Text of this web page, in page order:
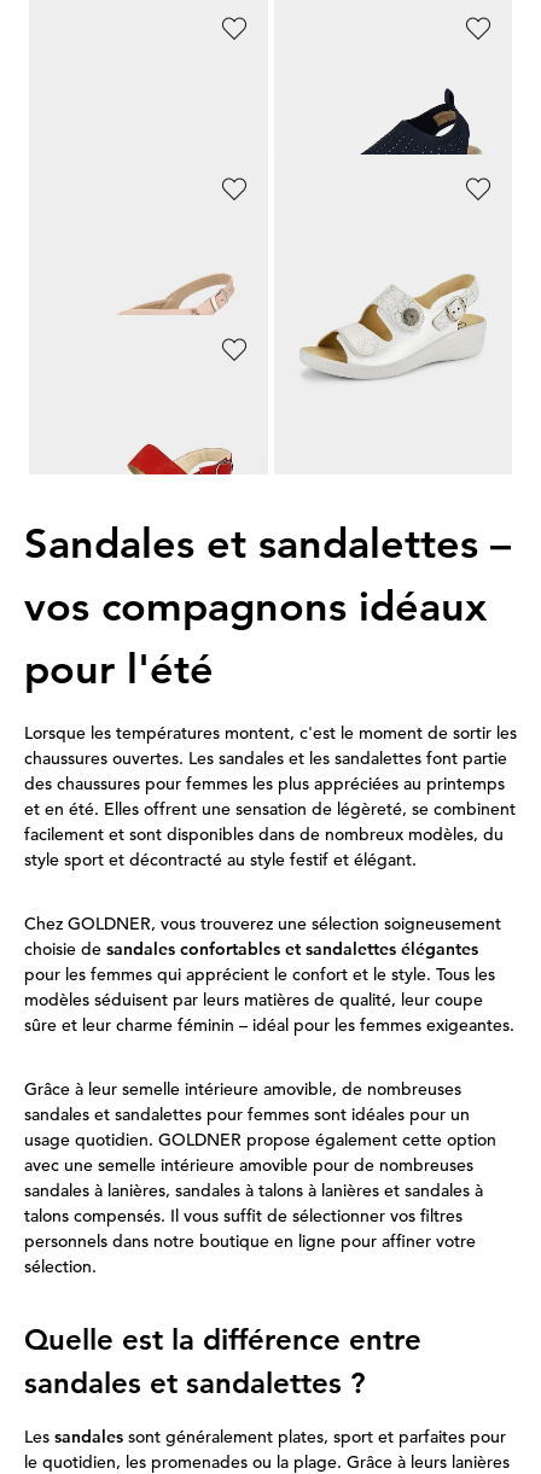
Sandales et sandalettes –
vos compagnons idéaux
pour l'été
Lorsque les températures montent, c'est le moment de sortir les
chaussures ouvertes. Les sandales et les sandalettes font partie
des chaussures pour femmes les plus appréciées au printemps
et en été. Elles offrent une sensation de légèreté, se combinent
facilement et sont disponibles dans de nombreux modèles, du
style sport et décontracté au style festif et élégant.
Chez GOLDNER, vous trouverez une sélection soigneusement
choisie de sandales confortables et sandalettes élégantes
pour les femmes qui apprécient le confort et le style. Tous les
modèles séduisent par leurs matières de qualité, leur coupe
sûre et leur charme féminin – idéal pour les femmes exigeantes.
Grâce à leur semelle intérieure amovible, de nombreuses
sandales et sandalettes pour femmes sont idéales pour un
usage quotidien. GOLDNER propose également cette option
avec une semelle intérieure amovible pour de nombreuses
sandales à lanières, sandales à talons à lanières et sandales à
talons compensés. Il vous suffit de sélectionner vos filtres
personnels dans notre boutique en ligne pour affiner votre
sélection.
Quelle est la différence entre
sandales et sandalettes ?
Les sandales sont généralement plates, sport et parfaites pour
le quotidien, les promenades ou la plage. Grâce à leurs lanières